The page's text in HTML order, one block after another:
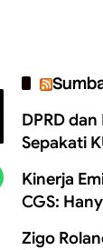
DPRD
Sepakati
Kinerja
CGS:
Zigo